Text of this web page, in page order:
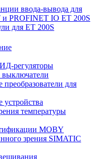
ввода-вывода для
PROFINET IO ET 200S
для ET 200S
регуляторы
выключатели
для
устройства
температуры
MOBY
зрения SIMATIC